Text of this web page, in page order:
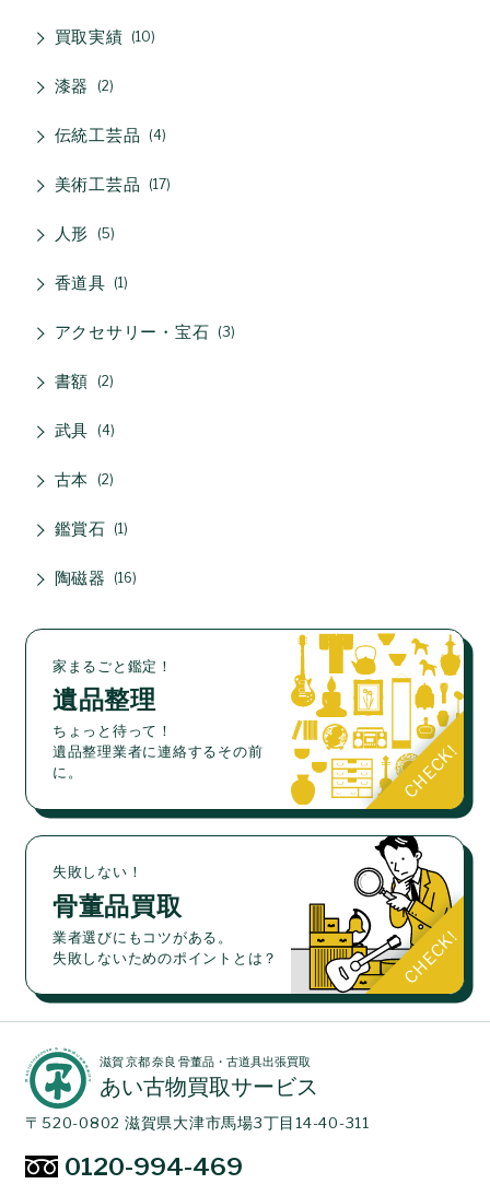
買取実績 10
漆器 2
伝統工芸品 4
美術工芸品 17
人形 5
香道具 1
アクセサリー・宝石 3
書額 2
武具 4
古本 2
鑑賞石 1
陶磁器 16
家まるごと鑑定！
遺品整理
ちょっと待って！
遺品整理業者に連絡するその前
に。
失敗しない！
骨董品買取
業者選びにもコツがある。
失敗しないためのポイントとは？
滋賀 京都 奈良 骨董品・古道具出張買取
あい古物買取サービス
〒520-0802 滋賀県大津市馬場3丁目14-40-311
0120-994-469